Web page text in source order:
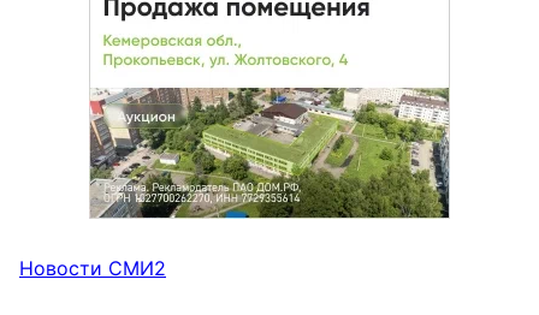
Новости СМИ2